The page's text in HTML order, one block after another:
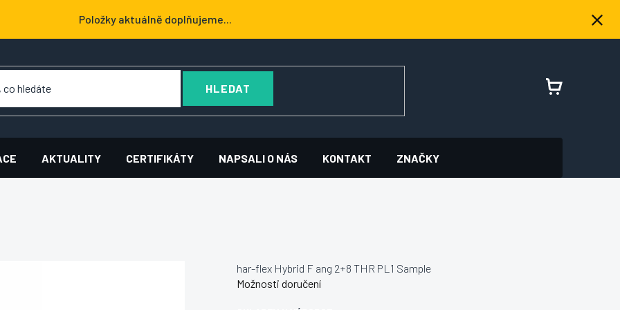
Položky aktuálně doplňujeme...
HLEDAT
NÁKUPNÍ
AKTUALITY CERTIFIKÁTY NAPSALI O NÁS KONTAKT ZNAČKY
Možnosti doručení
har-flex Hybrid F ang 2+8 THR PL1 Sample